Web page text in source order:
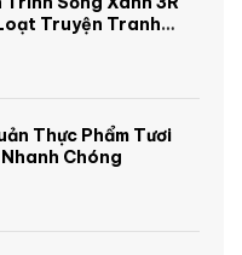
Truyện Tranh
Vị
Thực Phẩm Tươi
Chóng